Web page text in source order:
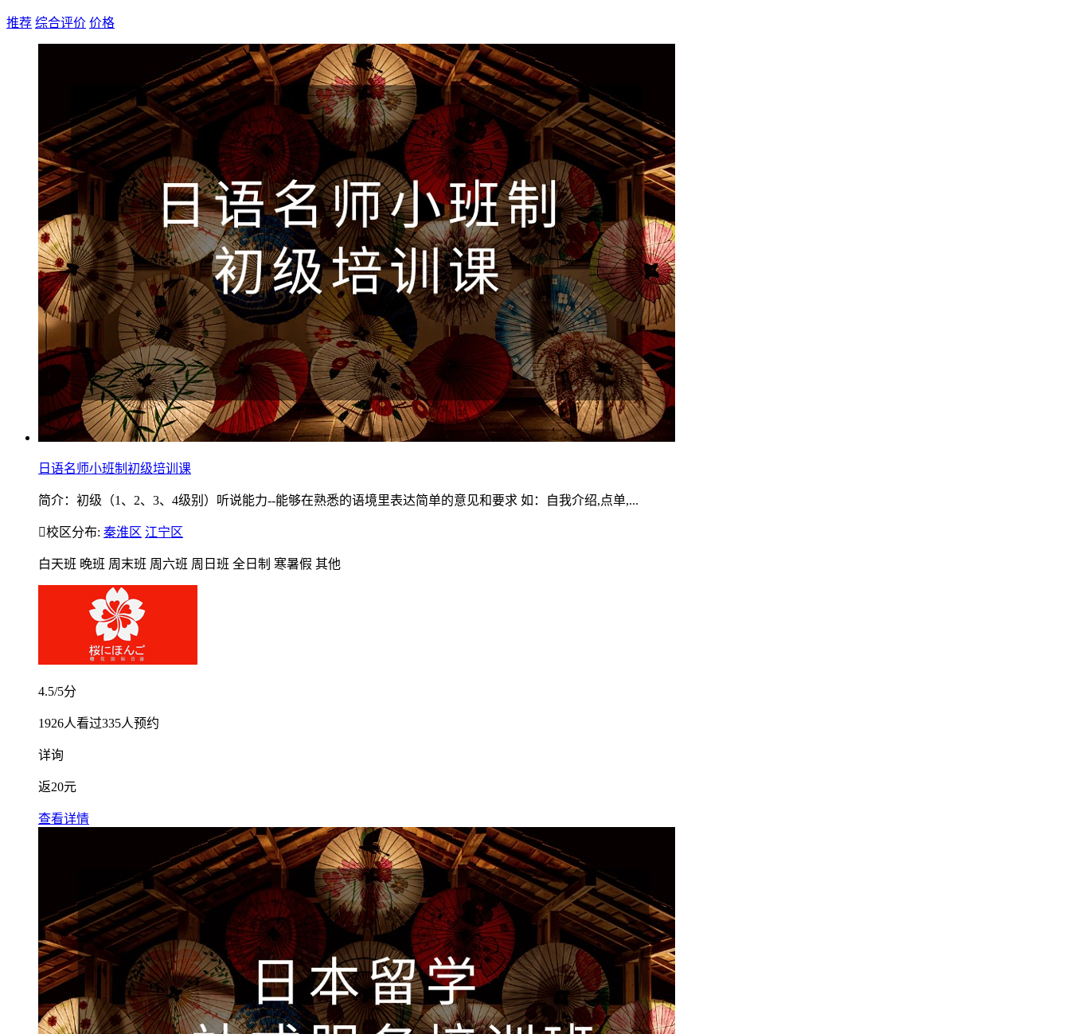
推荐 综合评价 价格
日语名师小班制初级培训课
简介：初级（1、2、3、4级别）听说能力--能够在熟悉的语境里表达简单的意见和要求 如：自我介绍,点单,...
校区分布: 秦淮区 江宁区
白天班 晚班 周末班 周六班 周日班 全日制 寒暑假 其他
4.5/5分
1926人看过335人预约
详询
返20元
查看详情